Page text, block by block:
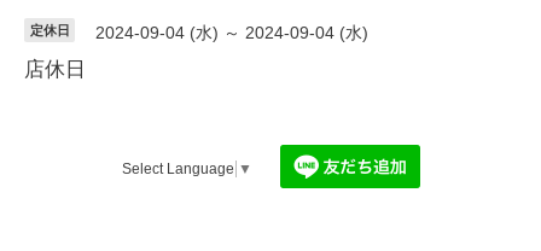
定休日 2024-09-04 (水) ～ 2024-09-04 (水)
店休日
Select Language ▼